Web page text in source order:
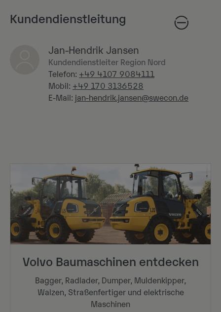
Kundendienstleitung
Jan-Hendrik Jansen
Kundendienstleiter Region Nord
Telefon: +49 4107 9084111
Mobil: +49 170 3136528
E-Mail: jan-hendrik.jansen@swecon.de
Volvo Baumaschinen entdecken
Bagger, Radlader, Dumper, Muldenkipper,
Walzen, Straßenfertiger und elektrische
Maschinen